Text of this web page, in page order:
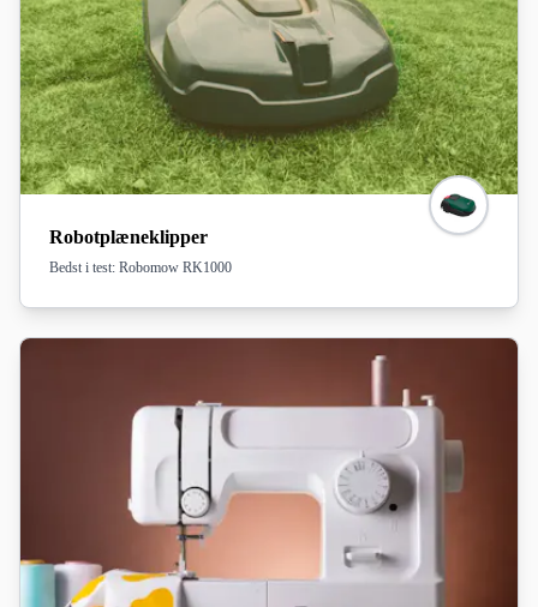
Robotplæneklipper
Bedst i test: Robomow RK1000